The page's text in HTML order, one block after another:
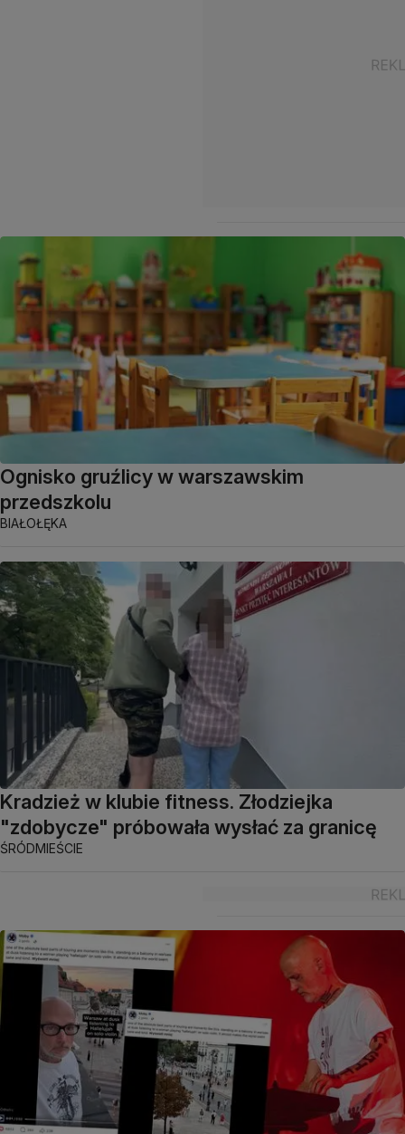
Ognisko gruźlicy w warszawskim
przedszkolu
BIAŁOŁĘKA
Kradzież w klubie fitness. Złodziejka
"zdobycze" próbowała wysłać za granicę
ŚRÓDMIEŚCIE